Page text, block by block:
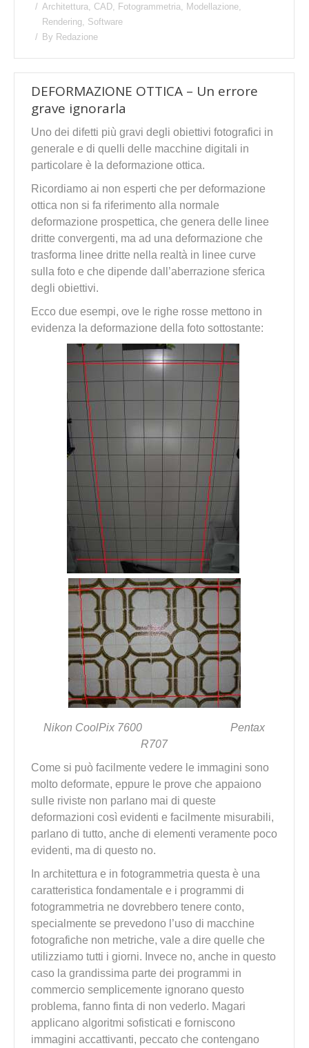
Architettura
CAD Fotogrammetria Modellazione
Rendering
Software
By Redazione
DEFORMAZIONE OTTICA – Un errore
grave ignorarla
Uno dei difetti più gravi degli obiettivi fotografici in
generale e di quelli delle macchine digitali in
particolare è la deformazione ottica.
Ricordiamo ai non esperti che per deformazione
ottica non si fa riferimento alla normale
deformazione prospettica, che genera delle linee
dritte convergenti, ma ad una deformazione che
trasforma linee dritte nella realtà in linee curve
sulla foto e che dipende dall’aberrazione sferica
degli obiettivi.
Ecco due esempi, ove le righe rosse mettono in
evidenza la deformazione della foto sottostante:
Nikon CoolPix 7600 Pentax
R707
Come si può facilmente vedere le immagini sono
molto deformate, eppure le prove che appaiono
sulle riviste non parlano mai di queste
deformazioni così evidenti e facilmente misurabili,
parlano di tutto, anche di elementi veramente poco
evidenti, ma di questo no.
In architettura e in fotogrammetria questa è una
caratteristica fondamentale e i programmi di
fotogrammetria ne dovrebbero tenere conto,
specialmente se prevedono l’uso di macchine
fotografiche non metriche, vale a dire quelle che
utilizziamo tutti i giorni. Invece no, anche in questo
caso la grandissima parte dei programmi in
commercio semplicemente ignorano questo
problema, fanno finta di non vederlo. Magari
applicano algoritmi sofisticati e forniscono
immagini accattivanti, peccato che contengano